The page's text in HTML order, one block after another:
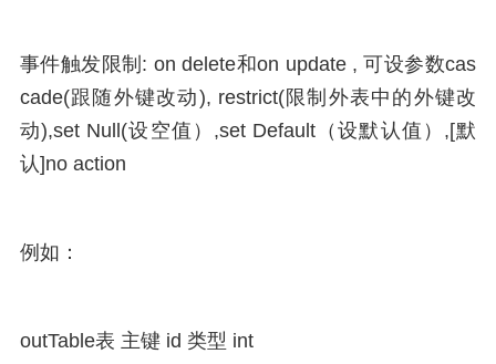
事件触发限制: on delete和on update , 可设参数cas
cade(跟随外键改动), restrict(限制外表中的外键改
动),set Null(设空值）,set Default（设默认值）,[默
认]no action
例如：
outTable表 主键 id 类型 int